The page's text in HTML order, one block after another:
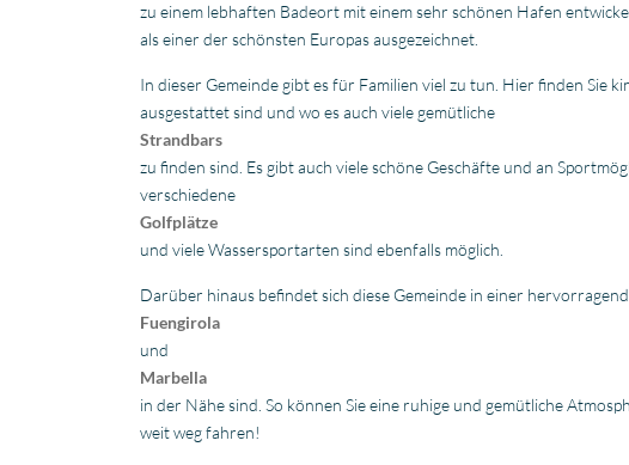
zu einem lebhaften Badeort mit einem sehr schönen Hafen
als einer der schönsten Europas ausgezeichnet.
In dieser Gemeinde gibt es für Familien viel zu tun. Hier finden Sie
ausgestattet sind und wo es auch viele gemütliche
Strandbars
zu finden sind. Es gibt auch viele schöne Geschäfte und an
verschiedene
Golfplätze
und viele Wassersportarten sind ebenfalls möglich.
Darüber hinaus befindet sich diese Gemeinde in einer
Fuengirola
und
Marbella
in der Nähe sind. So können Sie eine ruhige und gemütliche
weit weg fahren!